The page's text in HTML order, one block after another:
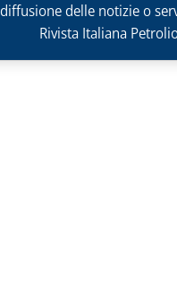
delle notizie o
Rivista Italiana